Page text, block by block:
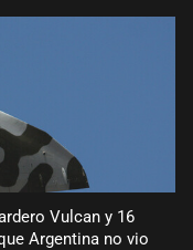
Vulcan y 16
Argentina no vio